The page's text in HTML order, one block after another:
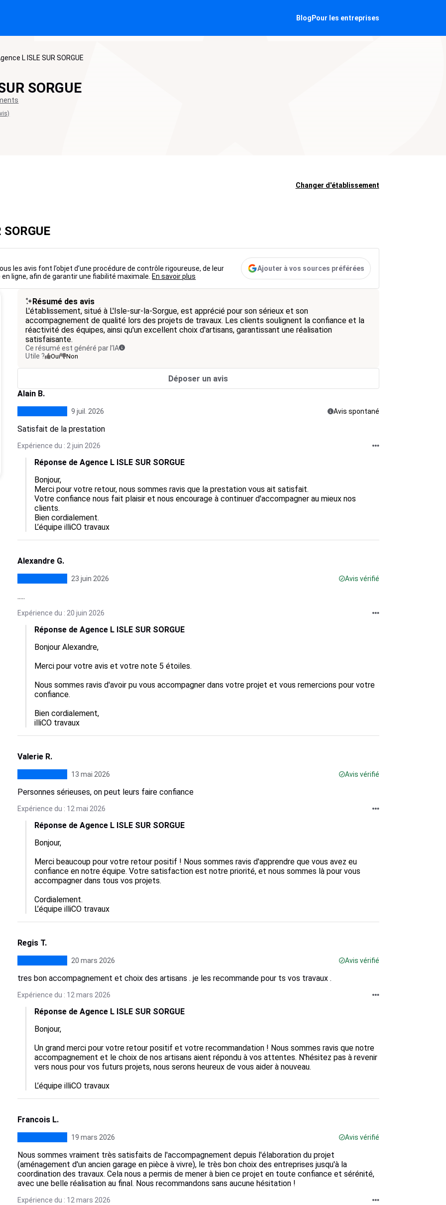
Blog Pour les entreprises
L ISLE SUR SORGUE
SORGUE
Changer d'établissement
les avis font l’objet d’une procédure de contrôle rigoureuse, de leur
ligne, afin de garantir une fiabilité maximale. En savoir plus
Ajouter à vos sources préférées
Résumé des avis
L'établissement, situé à L'Isle-sur-la-Sorgue, est apprécié pour son sérieux et son
accompagnement de qualité lors des projets de travaux. Les clients soulignent la confiance et la
réactivité des équipes, ainsi qu'un excellent choix d'artisans, garantissant une réalisation
satisfaisante.
Ce résumé est généré par l’IA
Utile ?
Oui Non
Déposer un avis
Alain B.
9 juil. 2026 Avis spontané
Satisfait de la prestation
Expérience du : 2 juin 2026
Réponse de Agence L ISLE SUR SORGUE
Bonjour,
Merci pour votre retour, nous sommes ravis que la prestation vous ait satisfait.
Votre confiance nous fait plaisir et nous encourage à continuer d'accompagner au mieux nos
clients.
Bien cordialement.
L’équipe illiCO travaux
Alexandre G.
23 juin 2026 Avis vérifié
.....
Expérience du : 20 juin 2026
Réponse de Agence L ISLE SUR SORGUE
Bonjour Alexandre,
Merci pour votre avis et votre note 5 étoiles.
Nous sommes ravis d'avoir pu vous accompagner dans votre projet et vous remercions pour votre
confiance.
Bien cordialement,
illiCO travaux
Valerie R.
13 mai 2026 Avis vérifié
Personnes sérieuses, on peut leurs faire confiance
Expérience du : 12 mai 2026
Réponse de Agence L ISLE SUR SORGUE
Bonjour,
Merci beaucoup pour votre retour positif ! Nous sommes ravis d'apprendre que vous avez eu
confiance en notre équipe. Votre satisfaction est notre priorité, et nous sommes là pour vous
accompagner dans tous vos projets.
Cordialement.
L’équipe illiCO travaux
Regis T.
20 mars 2026 Avis vérifié
tres bon accompagnement et choix des artisans . je les recommande pour ts vos travaux .
Expérience du : 12 mars 2026
Réponse de Agence L ISLE SUR SORGUE
Bonjour,
Un grand merci pour votre retour positif et votre recommandation ! Nous sommes ravis que notre
accompagnement et le choix de nos artisans aient répondu à vos attentes. N'hésitez pas à revenir
vers nous pour vos futurs projets, nous serons heureux de vous aider à nouveau.
L’équipe illiCO travaux
Francois L.
19 mars 2026 Avis vérifié
Nous sommes vraiment très satisfaits de l'accompagnement depuis l'élaboration du projet
(aménagement d'un ancien garage en pièce à vivre), le très bon choix des entreprises jusqu'à la
coordination des travaux. Cela nous a permis de mener à bien ce projet en toute confiance et sérénité,
avec une belle réalisation au final. Nous recommandons sans aucune hésitation !
Expérience du : 12 mars 2026